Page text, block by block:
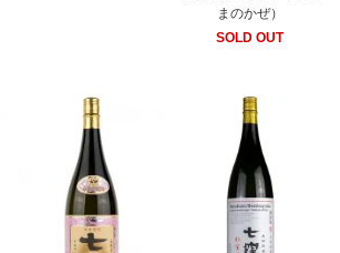
まのかぜ）
SOLD OUT